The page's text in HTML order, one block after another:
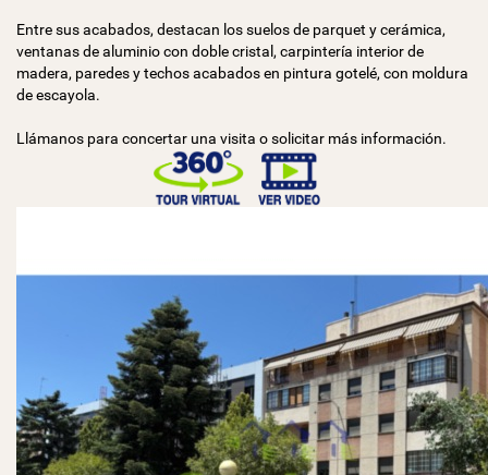
Entre sus acabados, destacan los suelos de parquet y cerámica,
ventanas de aluminio con doble cristal, carpintería interior de
madera, paredes y techos acabados en pintura gotelé, con moldura
de escayola.
Llámanos para concertar una visita o solicitar más información.